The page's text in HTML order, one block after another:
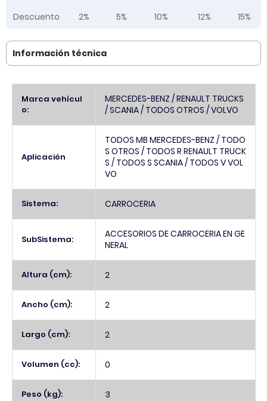
Descuento
2% 5% 10% 12% 15%
Información técnica
Información
Marca vehícul
o:
MERCEDES-BENZ / RENAULT TRUCKS
/ SCANIA / TODOS OTROS / VOLVO
Aplicación
TODOS MB MERCEDES-BENZ / TODO
S OTROS / TODOS R RENAULT TRUCK
S / TODOS S SCANIA / TODOS V VOL
VO
Sistema: CARROCERIA
SubSistema:
ACCESORIOS DE CARROCERIA EN GE
NERAL
Altura (cm): 2
Ancho (cm): 2
Largo (cm): 2
Volumen (cc): 0
Peso (kg): 3